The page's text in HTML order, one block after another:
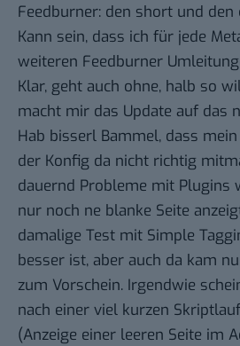
Feedburner: den short und den
Kann sein, dass ich für jede
weiteren Feedburner
Klar, geht auch ohne, halb so
macht mir das Update auf das
Hab bisserl Bammel, dass
der Konfig da nicht richtig
dauernd Probleme mit Plugins
nur noch ne blanke Seite
damalige Test mit Simple
besser ist, aber auch da kam
zum Vorschein. Irgendwie
nach einer viel kurzen
(Anzeige einer leeren Seite im